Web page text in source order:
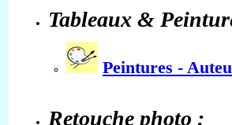
Tableaux &
Peintures -
Retouche photo :